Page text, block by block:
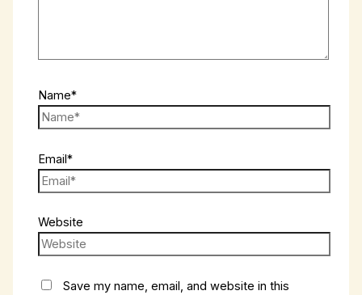
Name*
Email*
Website
Save my name, email, and website in this